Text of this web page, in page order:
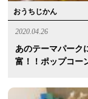
おうちじかん
2020.04.26
あのテーマパーク
富！！ポップコー